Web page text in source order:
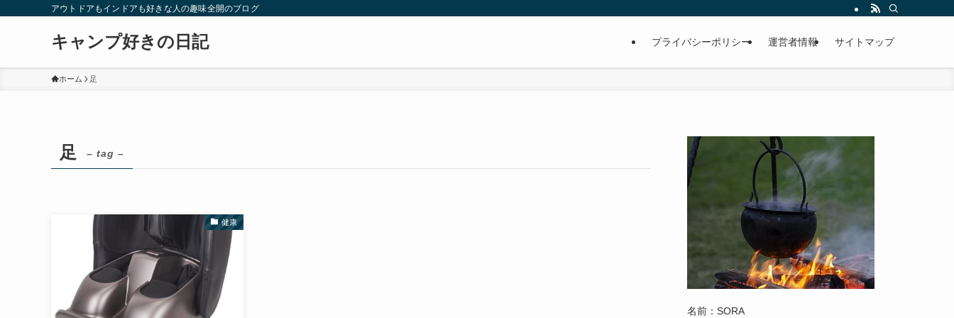
アウトドアもインドアも好きな人の趣味全開のブログ
キャンプ好きの日記 プライバシーポリシー 運営者情報 サイトマップ
ホーム 足
足 – tag –
健康
名前：SORA